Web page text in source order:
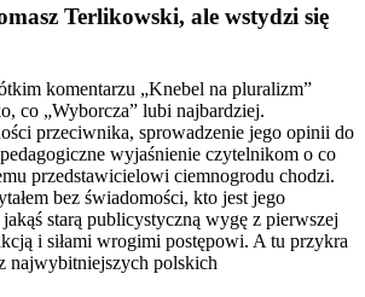
Terlikowski, ale wstydzi się
komentarzu „Knebel na pluralizm”
co „Wyborcza” lubi najbardziej.
przeciwnika, sprowadzenie jego opinii do
wyjaśnienie czytelnikom o co
przedstawicielowi ciemnogrodu chodzi.
bez świadomości, kto jest jego
starą publicystyczną wygę z pierwszej
i siłami wrogimi postępowi. A tu przykra
najwybitniejszych polskich